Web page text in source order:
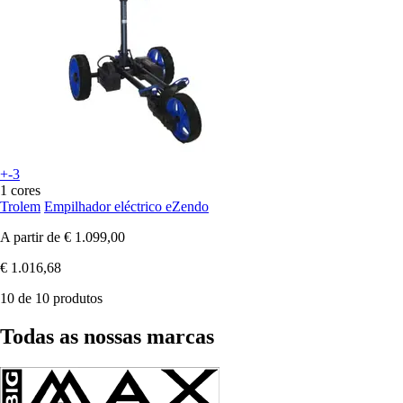
+-3
1 cores
Trolem Empilhador eléctrico eZendo
A partir de € 1.099,00
€ 1.016,68
10 de 10 produtos
Todas as nossas marcas